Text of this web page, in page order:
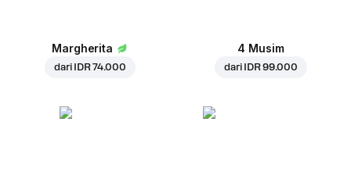
Margherita
dari IDR 74.000
4 Musim
dari IDR 99.000